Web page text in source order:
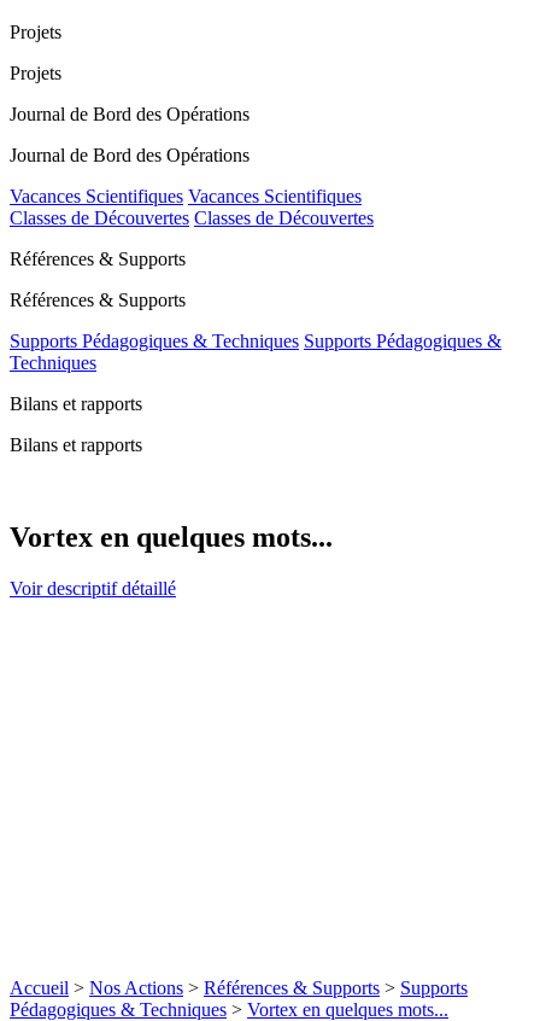
Projets
Projets
Journal de Bord des Opérations
Journal de Bord des Opérations
Vacances Scientifiques Vacances Scientifiques
Classes de Découvertes Classes de Découvertes
Références & Supports
Références & Supports
Supports Pédagogiques & Techniques Supports Pédagogiques &
Techniques
Bilans et rapports
Bilans et rapports
Vortex en quelques mots...
Voir descriptif détaillé
Accueil > Nos Actions > Références & Supports > Supports
Pédagogiques & Techniques > Vortex en quelques mots...